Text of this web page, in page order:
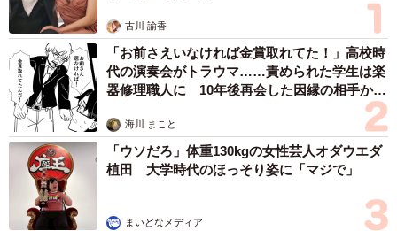
古川 諭香
「お前さえいなければ金賞取れてた！」高校時
代の演奏会がトラウマ……責められた学生は楽
器修理職人に 10年後再会した因縁の相手から
海川 まこと
「ウソだろ」体重130kgの女性芸人オダウエダ
植田 大学時代のほっそり姿に「マジで」
まいどなメディア